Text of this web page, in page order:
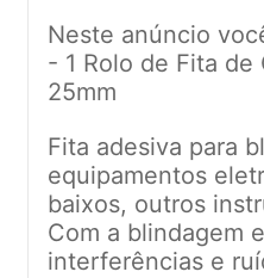
Neste anúncio
- 1 Rolo de Fita
25mm
Fita adesiva para
equipamentos
baixos, outros
Com a blindagem
interferências e